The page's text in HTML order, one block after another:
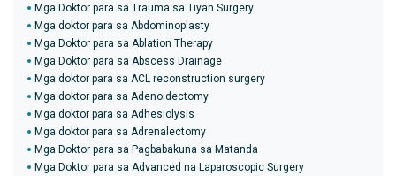
Mga Doktor para sa Trauma sa Tiyan Surgery
Mga doktor para sa Abdominoplasty
Mga Doktor para sa Ablation Therapy
Mga Doktor para sa Abscess Drainage
Mga doktor para sa ACL reconstruction surgery
Mga doktor para sa Adenoidectomy
Mga doktor para sa Adhesiolysis
Mga doktor para sa Adrenalectomy
Mga Doktor para sa Pagbabakuna sa Matanda
Mga Doktor para sa Advanced na Laparoscopic Surgery